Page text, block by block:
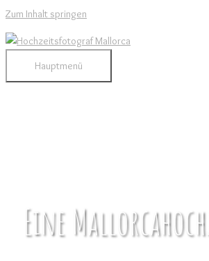
Zum Inhalt springen
Hauptmenü
Eine